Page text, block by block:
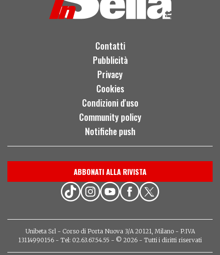
Contatti
Pubblicità
Privacy
Cookies
Condizioni d'uso
Community policy
Notifiche push
ABBONATI ALLA RIVISTA
Unibeta Srl - Corso di Porta Nuova 3/A 20121, Milano - P.IVA
13114990156 - Tel: 02.63.67.54.55 - © 2026 - Tutti i diritti riservati